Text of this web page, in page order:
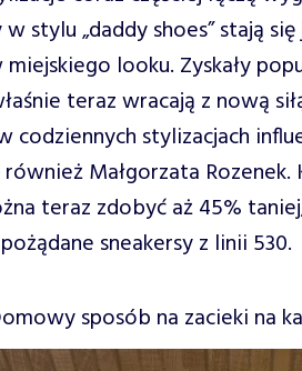
w stylu „daddy shoes” stają
looku. Zyskały
teraz wracają z nową
codziennych stylizacjach
również Małgorzata
teraz zdobyć aż 45%
sneakersy z linii 530.
sposób na zacieki na